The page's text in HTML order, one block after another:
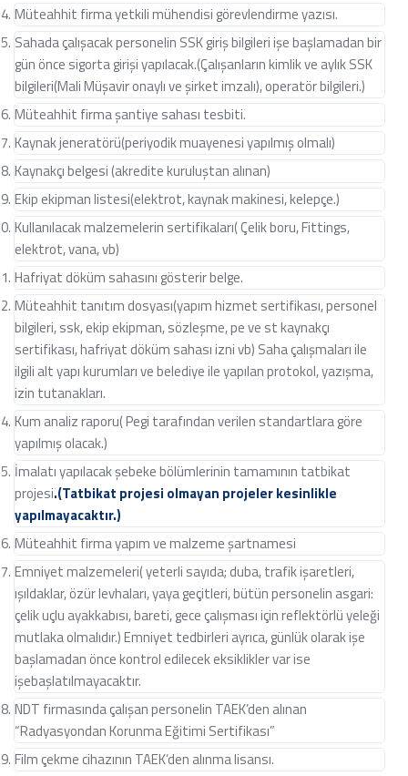
Müteahhit firma yetkili mühendisi görevlendirme yazısı.
Sahada çalışacak personelin SSK giriş bilgileri işe başlamadan bir
gün önce sigorta girişi yapılacak.(Çalışanların kimlik ve aylık SSK
bilgileri(Mali Müşavir onaylı ve şirket imzalı), operatör bilgileri.)
Müteahhit firma şantiye sahası tesbiti.
Kaynak jeneratörü(periyodik muayenesi yapılmış olmalı)
Kaynakçı belgesi (akredite kuruluştan alınan)
Ekip ekipman listesi(elektrot, kaynak makinesi, kelepçe.)
Kullanılacak malzemelerin sertifikaları( Çelik boru, Fittings,
elektrot, vana, vb)
Hafriyat döküm sahasını gösterir belge.
Müteahhit tanıtım dosyası(yapım hizmet sertifikası, personel
bilgileri, ssk, ekip ekipman, sözleşme, pe ve st kaynakçı
sertifikası, hafriyat döküm sahası izni vb) Saha çalışmaları ile
ilgili alt yapı kurumları ve belediye ile yapılan protokol, yazışma,
izin tutanakları.
Kum analiz raporu( Pegi tarafından verilen standartlara göre
yapılmış olacak.)
İmalatı yapılacak şebeke bölümlerinin tamamının tatbikat
projesi.(Tatbikat projesi olmayan projeler kesinlikle
yapılmayacaktır.)
Müteahhit firma yapım ve malzeme şartnamesi
Emniyet malzemeleri( yeterli sayıda; duba, trafik işaretleri,
ışıldaklar, özür levhaları, yaya geçitleri, bütün personelin asgari:
çelik uçlu ayakkabısı, bareti, gece çalışması için reflektörlü yeleği
mutlaka olmalıdır.) Emniyet tedbirleri ayrıca, günlük olarak işe
başlamadan önce kontrol edilecek eksiklikler var ise
işebaşlatılmayacaktır.
NDT firmasında çalışan personelin TAEK’den alınan
“Radyasyondan Korunma Eğitimi Sertifikası”
Film çekme cihazının TAEK’den alınma lisansı.